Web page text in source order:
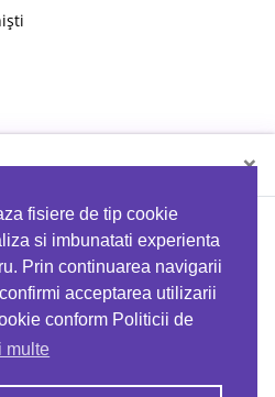
fisiere de tip cookie
si imbunatati experienta
Prin continuarea navigarii
acceptarea utilizarii
conform Politicii de
multe
×
comandă folosind codul
acum